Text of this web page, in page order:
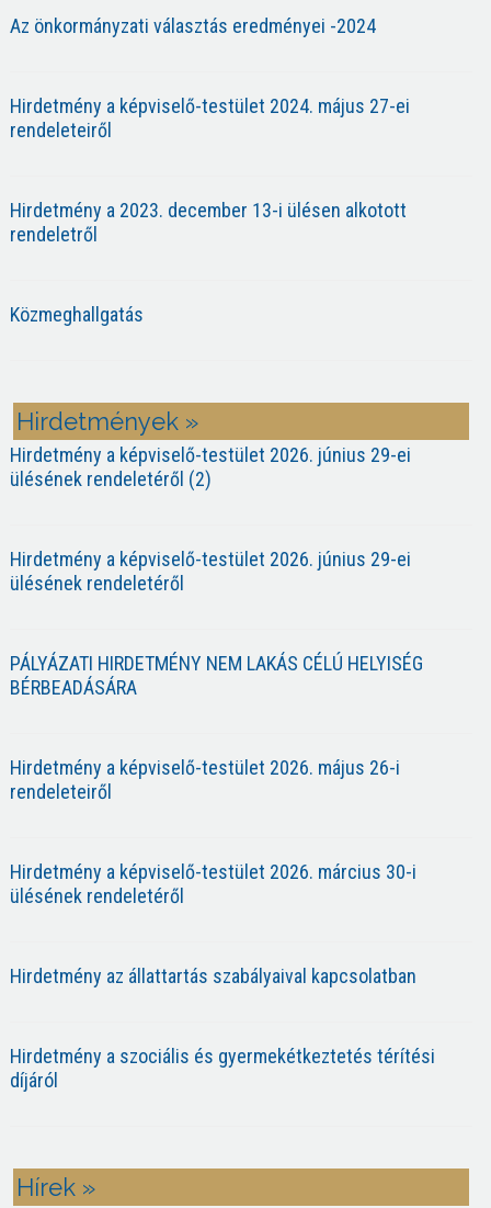
Az önkormányzati választás eredményei -2024
Hirdetmény a képviselő-testület 2024. május 27-ei
rendeleteiről
Hirdetmény a 2023. december 13-i ülésen alkotott
rendeletről
Közmeghallgatás
Hirdetmények »
Hirdetmény a képviselő-testület 2026. június 29-ei
ülésének rendeletéről (2)
Hirdetmény a képviselő-testület 2026. június 29-ei
ülésének rendeletéről
PÁLYÁZATI HIRDETMÉNY NEM LAKÁS CÉLÚ HELYISÉG
BÉRBEADÁSÁRA
Hirdetmény a képviselő-testület 2026. május 26-i
rendeleteiről
Hirdetmény a képviselő-testület 2026. március 30-i
ülésének rendeletéről
Hirdetmény az állattartás szabályaival kapcsolatban
Hirdetmény a szociális és gyermekétkeztetés térítési
díjáról
Hírek »